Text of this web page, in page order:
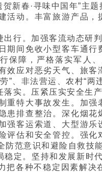
贺新春·寻味中国年”主
活动。丰富旅游产品
出行。加强客流动态研
期间免收小型客车通
保障，严格落实军人
效应对恶劣天气、旅
”、非法营运、农村“两
落实。压紧压实安全生
重特大事故发生。加
患排查整治。深化烟
强客运索道、大型游
评估和安全管控。强
防范意识和避险自救技
稳定。坚持和发展新时
把各种不稳定因素解决